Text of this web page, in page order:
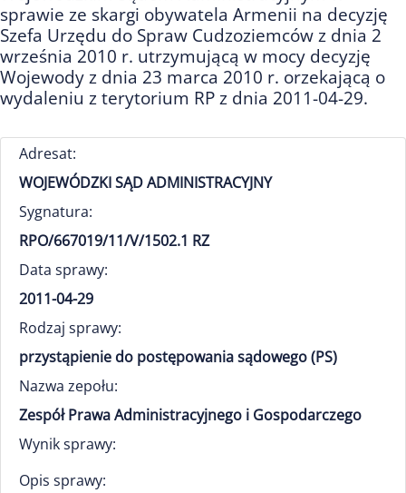
sprawie ze skargi obywatela Armenii na decyzję
Szefa Urzędu do Spraw Cudzoziemców z dnia 2
września 2010 r. utrzymującą w mocy decyzję
Wojewody z dnia 23 marca 2010 r. orzekającą o
wydaleniu z terytorium RP z dnia 2011-04-29.
Adresat:
WOJEWÓDZKI SĄD ADMINISTRACYJNY
Sygnatura:
RPO/667019/11/V/1502.1 RZ
Data sprawy:
2011-04-29
Rodzaj sprawy:
przystąpienie do postępowania sądowego (PS)
Nazwa zepołu:
Zespół Prawa Administracyjnego i Gospodarczego
Wynik sprawy:
Opis sprawy: